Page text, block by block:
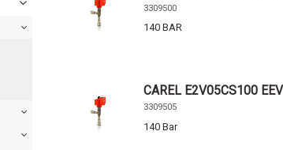
3309500
140 BAR
CAREL E2V05CS100
3309505
140 Bar